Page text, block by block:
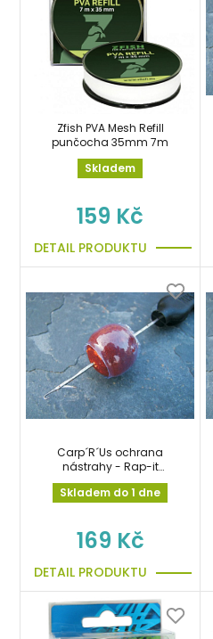
Zfish PVA Mesh Refill
punčocha 35mm 7m
Skladem
159 Kč
DETAIL PRODUKTU
Carp´R´Us ochrana
nástrahy - Rap-it
Protection Wrap Medium
Skladem do 1 dne
169 Kč
DETAIL PRODUKTU